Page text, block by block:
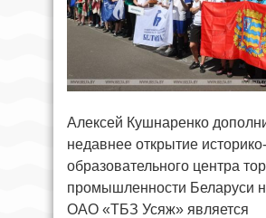
Алексей Кушнаренко
недавнее открытие историко-
образовательного центра
промышленности Беларуси
ОАО «ТБЗ Усяж» является